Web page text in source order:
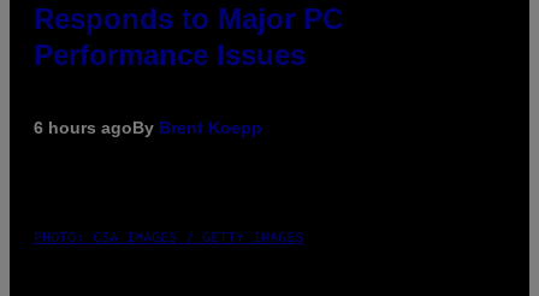
Responds to Major PC
Performance Issues
6 hours agoBy Brent Koepp
PHOTO: CSA IMAGES / GETTY IMAGES